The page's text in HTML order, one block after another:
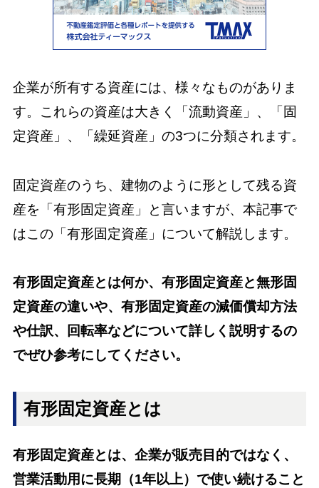
企業が所有する資産には、様々なものがありま
す。これらの資産は大きく「流動資産」、「固
定資産」、「繰延資産」の3つに分類されます。
固定資産のうち、建物のように形として残る資
産を「有形固定資産」と言いますが、本記事で
はこの「有形固定資産」について解説します。
有形固定資産とは何か、有形固定資産と無形固
定資産の違いや、有形固定資産の減価償却方法
や仕訳、回転率などについて詳しく説明するの
でぜひ参考にしてください。
有形固定資産とは
有形固定資産とは、企業が販売目的ではなく、
営業活動用に長期（1年以上）で使い続けること